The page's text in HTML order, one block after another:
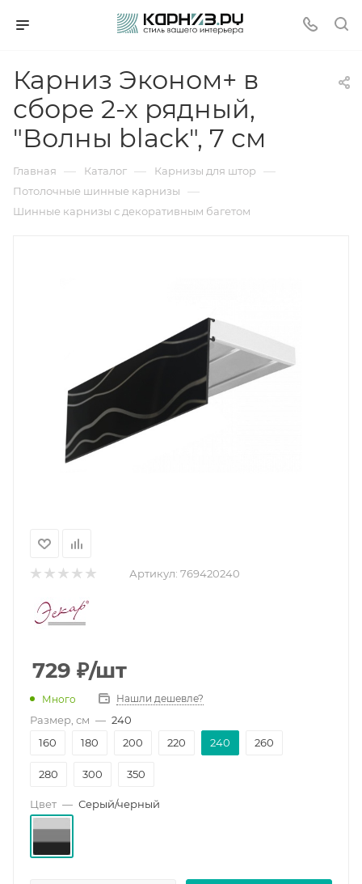
Карниз Эконом+ в
сборе 2-х рядный,
"Волны black", 7 см
Главная — Каталог — Карнизы для штор —
Потолочные шинные карнизы —
Шинные карнизы с декоративным багетом
Артикул: 769420240
729 ₽/шт
Много Нашли дешевле?
Размер, см — 240
160
180 200 220 240 260
280 300 350
Цвет — Серый/черный